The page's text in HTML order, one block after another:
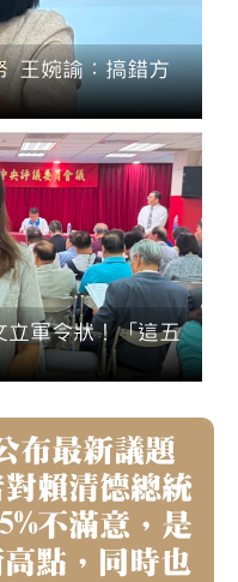
王婉諭：搞錯方
立軍令狀！「這五
布最新議題
賴清德總統
不滿意，是
點，同時也